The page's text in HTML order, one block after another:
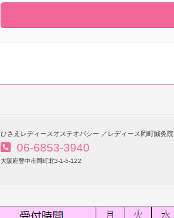
ひさえレディースオステオパシー ／レディース岡町鍼灸院
06-6853-3940
大阪府豊中市岡町北3-1-5-122